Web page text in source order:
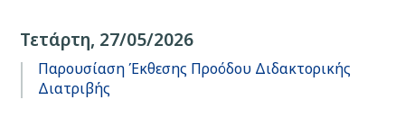
Τετάρτη, 27/05/2026
Παρουσίαση Έκθεσης Προόδου Διδακτορικής
Διατριβής